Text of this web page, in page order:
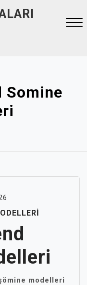
Somine
modelleri